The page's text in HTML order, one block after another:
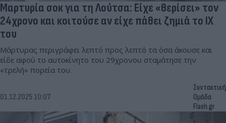
Μαρτυρία σοκ για τη Λούτσα: Είχε «θερίσει» τον
24χρονο και κοιτούσε αν είχε πάθει ζημιά το ΙΧ
του
Μάρτυρας περιγράφει λεπτό προς λεπτό τα όσα άκουσε και
είδε αφού το αυτοκίνητο του 29χρονου σταμάτησε την
«τρελή» πορεία του.
01.12.2025 10:07
Συντακτική
Ομάδα
Flash.gr